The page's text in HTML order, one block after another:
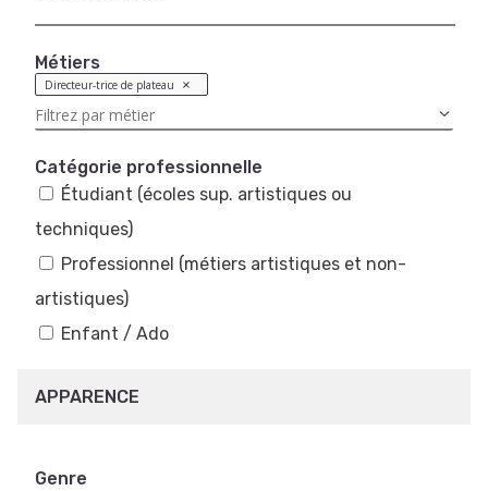
Métiers
Directeur-trice de plateau
Catégorie professionnelle
Étudiant (écoles sup. artistiques ou
techniques)
Professionnel (métiers artistiques et non-
artistiques)
Enfant / Ado
APPARENCE
Genre